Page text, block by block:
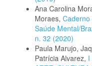
Ana Carolina
Moraes,
Saúde Mental/
n. 32 (2020)
Paula Marujo,
Patrícia Alvarez, I